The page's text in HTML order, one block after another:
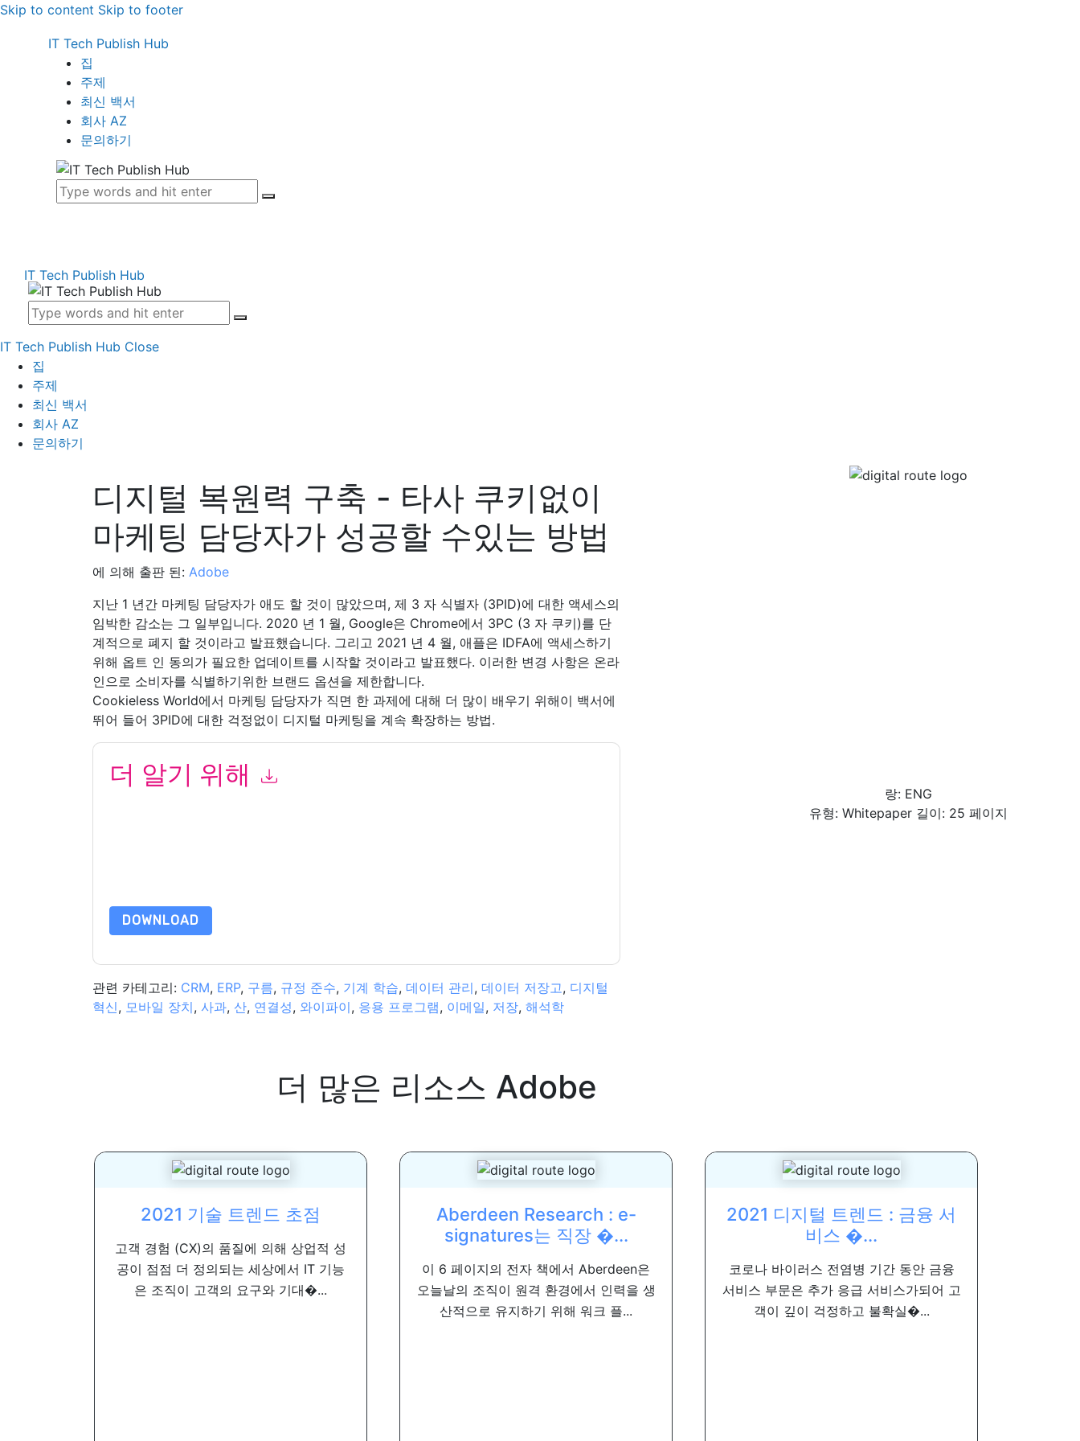
Skip to content Skip to footer
IT Tech Publish Hub
집
주제
최신 백서
회사 AZ
문의하기
IT Tech Publish Hub
IT Tech Publish Hub Close
집
주제
최신 백서
회사 AZ
문의하기
디지털 복원력 구축 - 타사 쿠키없이
마케팅 담당자가 성공할 수있는 방법
에 의해 출판 된: Adobe
지난 1 년간 마케팅 담당자가 애도 할 것이 많았으며, 제 3 자 식별자 (3PID)에 대한 액세스의
임박한 감소는 그 일부입니다. 2020 년 1 월, Google은 Chrome에서 3PC (3 자 쿠키)를 단
계적으로 폐지 할 것이라고 발표했습니다. 그리고 2021 년 4 월, 애플은 IDFA에 액세스하기
위해 옵트 인 동의가 필요한 업데이트를 시작할 것이라고 발표했다. 이러한 변경 사항은 온라
인으로 소비자를 식별하기위한 브랜드 옵션을 제한합니다.
Cookieless World에서 마케팅 담당자가 직면 한 과제에 대해 더 많이 배우기 위해이 백서에
뛰어 들어 3PID에 대한 걱정없이 디지털 마케팅을 계속 확장하는 방법.
더 알기 위해
DOWNLOAD
관련 카테고리: CRM, ERP, 구름, 규정 준수, 기계 학습, 데이터 관리, 데이터 저장고, 디지털
혁신, 모바일 장치, 사과, 산, 연결성, 와이파이, 응용 프로그램, 이메일, 저장, 해석학
랑: ENG
유형: Whitepaper 길이: 25 페이지
더 많은 리소스 Adobe
2021 기술 트렌드 초점
고객 경험 (CX)의 품질에 의해 상업적 성
공이 점점 더 정의되는 세상에서 IT 기능
은 조직이 고객의 요구와 기대�...
Aberdeen Research : e-
signatures는 직장 �...
이 6 페이지의 전자 책에서 Aberdeen은
오늘날의 조직이 원격 환경에서 인력을 생
산적으로 유지하기 위해 워크 플...
2021 디지털 트렌드 : 금융 서
비스 �...
코로나 바이러스 전염병 기간 동안 금융
서비스 부문은 추가 응급 서비스가되어 고
객이 깊이 걱정하고 불확실�...